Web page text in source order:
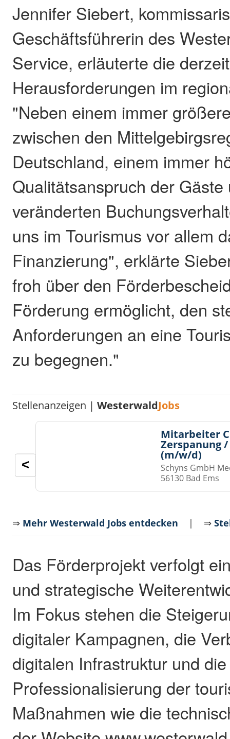
Jennifer Siebert,
Geschäftsführerin des
Service, erläuterte die
Herausforderungen im
"Neben einem immer
zwischen den
Deutschland, einem immer
Qualitätsanspruch der Gäste
veränderten
uns im Tourismus vor allem
Finanzierung", erklärte
froh über den
Förderung ermöglicht, den
Anforderungen an eine
zu begegnen."
Stellenanzeigen |WesterwaldJobs
Mitarbeiter
Zerspanung
(m/w/d)
Schyns GmbH
56130 Bad Ems
<
⇒ Mehr Westerwald Jobs entdecken | ⇒
Das Förderprojekt verfolgt
und strategische
Im Fokus stehen die
digitaler Kampagnen, die
digitalen Infrastruktur und die
Professionalisierung der
Maßnahmen wie die